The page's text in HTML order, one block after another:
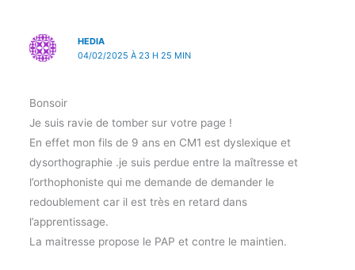
HEDIA
04/02/2025 À 23 H 25 MIN
Bonsoir
Je suis ravie de tomber sur votre page !
En effet mon fils de 9 ans en CM1 est dyslexique et
dysorthographie .je suis perdue entre la maîtresse et
l’orthophoniste qui me demande de demander le
redoublement car il est très en retard dans
l’apprentissage.
La maitresse propose le PAP et contre le maintien.